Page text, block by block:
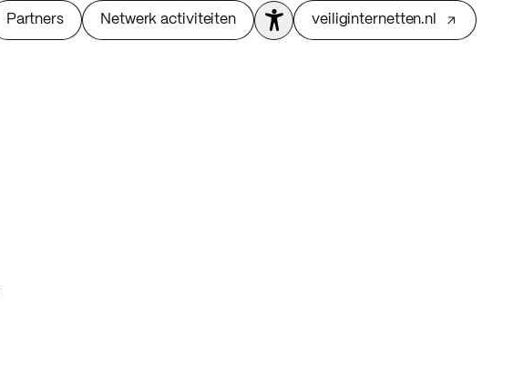
Partners Netwerk activiteiten veiliginternetten.nl